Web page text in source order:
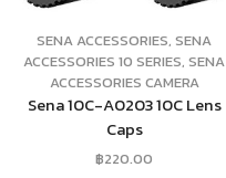
SENA ACCESSORIES, SENA
ACCESSORIES 10 SERIES, SENA
ACCESSORIES CAMERA
Sena 10C-A0203 10C Lens
Caps
฿220.00